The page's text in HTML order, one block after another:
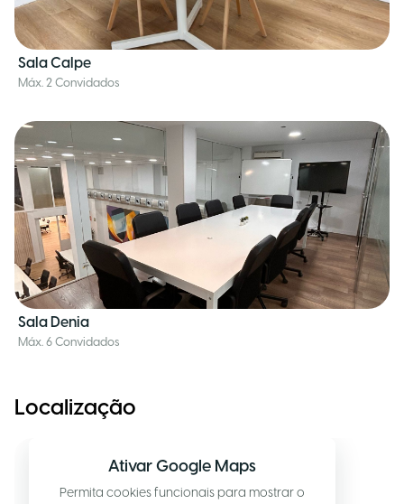
Sala Calpe
Máx. 2 Convidados
Sala Denia
Máx. 6 Convidados
Localização
Ativar Google Maps
Permita cookies funcionais para mostrar o